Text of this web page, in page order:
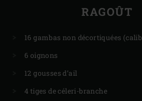
RAGOÛT
16 gambas non décortiquées
6 oignons
12 gousses d’ail
4 tiges de céleri-branche